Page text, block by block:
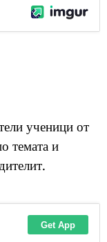
ученици от
темата и